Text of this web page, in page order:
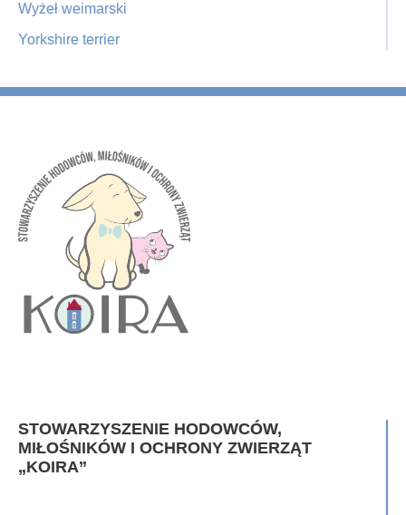
Wyżeł weimarski
Yorkshire terrier
STOWARZYSZENIE HODOWCÓW,
MIŁOŚNIKÓW I OCHRONY ZWIERZĄT
„KOIRA”